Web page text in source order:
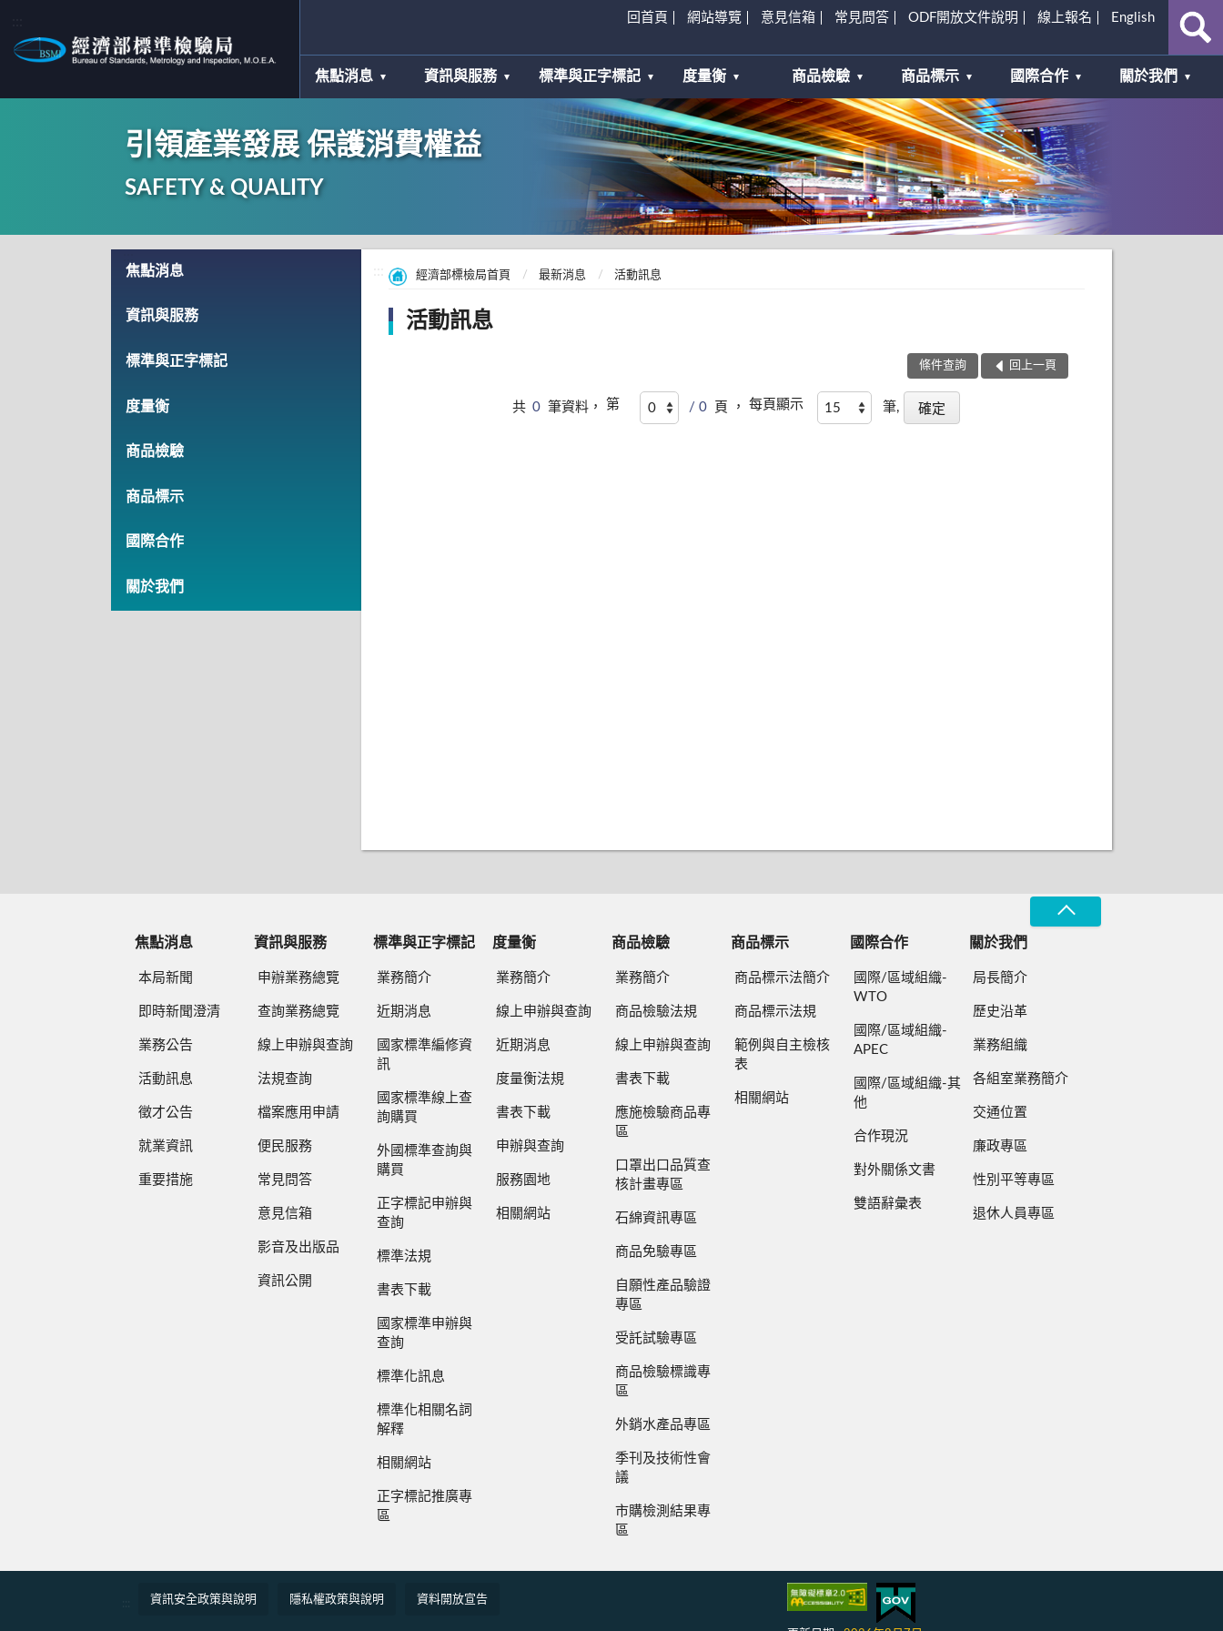
回首頁 網站導覽 意見信箱 常見問答 ODF開放文件說明 線上報名 English
焦點消息 資訊與服務 標準與正字標記 度量衡 商品檢驗 商品標示 國際合作 關於我們
引領產業發展 保護消費權益
SAFETY & QUALITY
焦點消息
資訊與服務
標準與正字標記
度量衡
商品檢驗
商品標示
國際合作
關於我們
經濟部標檢局首頁 最新消息 活動訊息
活動訊息
條件查詢 回上一頁
共 0 筆資料， 第 / 0 頁 ， 每頁顯示 筆,
焦點消息
本局新聞
即時新聞澄清
業務公告
活動訊息
徵才公告
就業資訊
重要措施
資訊與服務
申辦業務總覽
查詢業務總覽
線上申辦與查詢
法規查詢
檔案應用申請
便民服務
常見問答
意見信箱
影音及出版品
資訊公開
標準與正字標記
業務簡介
近期消息
國家標準編修資
訊
國家標準線上查
詢購買
外國標準查詢與
購買
正字標記申辦與
查詢
標準法規
書表下載
國家標準申辦與
查詢
標準化訊息
標準化相關名詞
解釋
相關網站
正字標記推廣專
區
度量衡
業務簡介
線上申辦與查詢
近期消息
度量衡法規
書表下載
申辦與查詢
服務園地
相關網站
商品檢驗
業務簡介
商品檢驗法規
線上申辦與查詢
書表下載
應施檢驗商品專
區
口罩出口品質查
核計畫專區
石綿資訊專區
商品免驗專區
自願性產品驗證
專區
受託試驗專區
商品檢驗標識專
區
外銷水產品專區
季刊及技術性會
議
市購檢測結果專
區
商品標示
商品標示法簡介
商品標示法規
範例與自主檢核
表
相關網站
國際合作
國際/區域組織-
WTO
國際/區域組織-
APEC
國際/區域組織-其
他
合作現況
對外關係文書
雙語辭彙表
關於我們
局長簡介
歷史沿革
業務組織
各組室業務簡介
交通位置
廉政專區
性別平等專區
退休人員專區
資訊安全政策與說明 隱私權政策與說明 資料開放宣告